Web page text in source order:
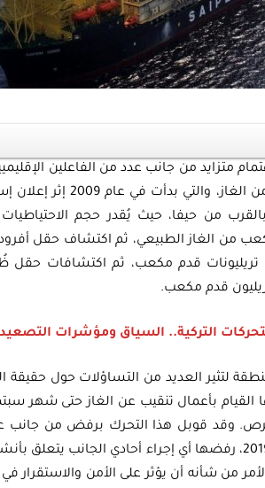
من جانب عدد من الفاعلين
عن الاكتشافات الهائلة
حقل ليفياثان في عام 2010 بالقرب من حيفا، حيث يُقدر حجم
التركية.. السياق ومؤشرات التصعيد
لتثير العديد من التساؤلات حول حقيقة
وقد قوبل هذا التحرك برفض من جانب
المصرية في بيان لها، في 4 مايو 2019، رفضها أي إجراء
من شأنه أن يؤثر على الأمن والاستقرار
ورقة
بحثية
المتجددة وتعزيز
EGP
Add